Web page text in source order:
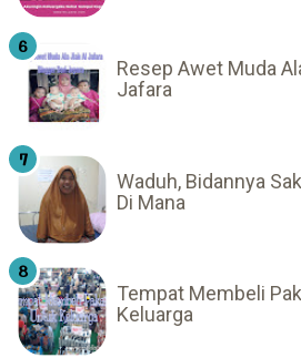
Resep Awet Muda
Jafara
Waduh, Bidannya
Di Mana
Tempat Membeli
Keluarga